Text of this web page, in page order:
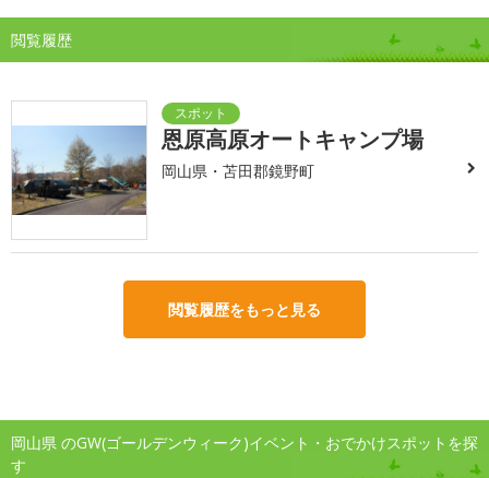
閲覧履歴
恩原高原オートキャンプ場
岡山県・苫田郡鏡野町
閲覧履歴をもっと見る
岡山県 のGW(ゴールデンウィーク)イベント・おでかけスポットを探
す